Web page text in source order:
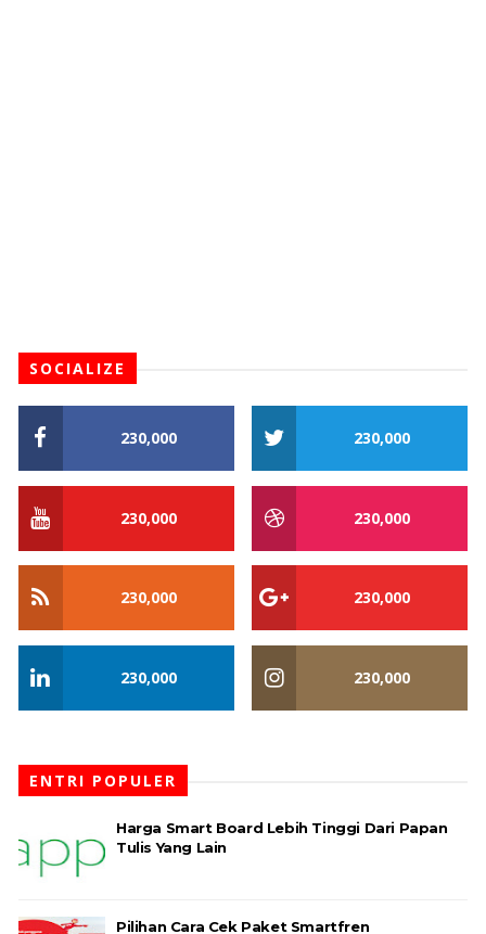
SOCIALIZE
230,000 230,000
230,000 230,000
230,000 230,000
230,000 230,000
ENTRI POPULER
Harga Smart Board Lebih Tinggi Dari Papan
Tulis Yang Lain
Pilihan Cara Cek Paket Smartfren